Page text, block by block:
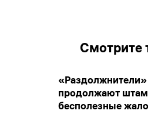
Смотрите
«Раздолжнители»
продолжают
бесполезные